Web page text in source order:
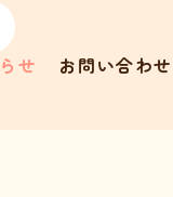
せ お問い合わせ